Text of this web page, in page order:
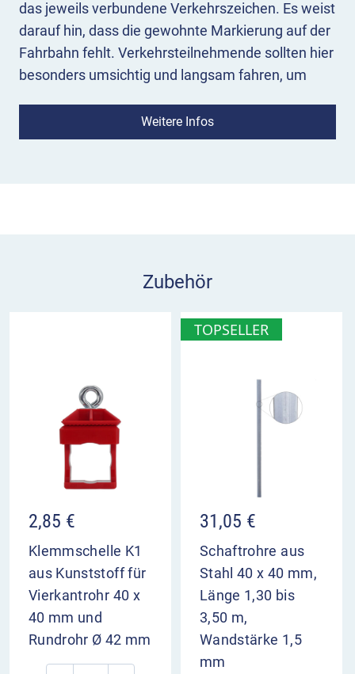
das jeweils verbundene Verkehrszeichen. Es weist
darauf hin, dass die gewohnte Markierung auf der
Fahrbahn fehlt. Verkehrsteilnehmende sollten hier
besonders umsichtig und langsam fahren, um
Fahrbahnrand hinaus zu geraten.
Hinweisschild Markierung fehlt im
Markierungen auf der Fahrbahn
bezieht sich auf das zugehörige
Verkehrszeichen
Anbringung in der Regel unter dem
Bezugszeichen
Weitere Infos
Zubehör
2,85 €
Klemmschelle K1
aus Kunststoff für
Vierkantrohr 40 x
40 mm und
Rundrohr Ø 42 mm
TOPSELLER
31,05 €
Schaftrohre aus
Stahl 40 x 40 mm,
Länge 1,30 bis
3,50 m,
Wandstärke 1,5
mm